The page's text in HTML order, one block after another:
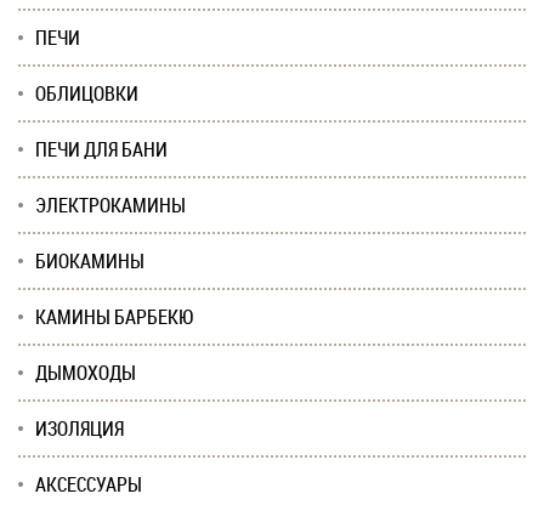
ПЕЧИ
ОБЛИЦОВКИ
ПЕЧИ ДЛЯ БАНИ
ЭЛЕКТРОКАМИНЫ
БИОКАМИНЫ
КАМИНЫ БАРБЕКЮ
ДЫМОХОДЫ
ИЗОЛЯЦИЯ
АКСЕССУАРЫ